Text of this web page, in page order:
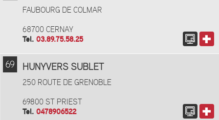
FAUBOURG DE COLMAR
68700 CERNAY
Tel. 03.89.75.58.25
69 HUNYVERS SUBLET
250 ROUTE DE GRENOBLE
69800 ST PRIEST
Tel. 0478906522